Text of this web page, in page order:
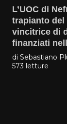
L’UOC di
trapianto del
vincitrice di
finanziati
di Sebastiano
573 letture